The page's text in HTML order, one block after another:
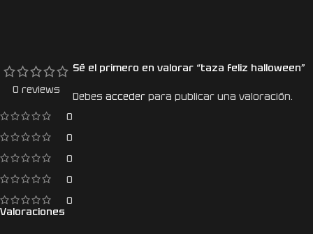
0 reviews
0
0
0
0
0
Valoraciones
Sé el primero en valorar “taza feliz halloween”
Debes acceder para publicar una valoración.